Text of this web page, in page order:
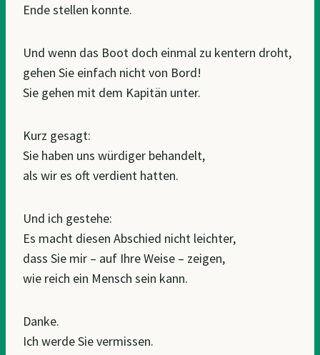
Ende stellen konnte.
Und wenn das Boot doch einmal zu kentern droht,
gehen Sie einfach nicht von Bord!
Sie gehen mit dem Kapitän unter.
Kurz gesagt:
Sie haben uns würdiger behandelt,
als wir es oft verdient hatten.
Und ich gestehe:
Es macht diesen Abschied nicht leichter,
dass Sie mir – auf Ihre Weise – zeigen,
wie reich ein Mensch sein kann.
Danke.
Ich werde Sie vermissen.